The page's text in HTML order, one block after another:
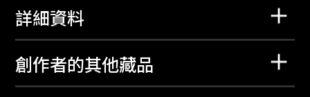
詳細資料
創作者的其他藏品